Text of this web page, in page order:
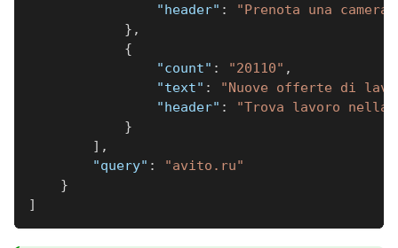
"header" :
"Prenota una
} ,
{
"count" : "20110" ,
"text" :
"Nuove offerte di
"header" :
"Trova lavoro nella
}
] ,
"query" :
"avito.ru"
}
]